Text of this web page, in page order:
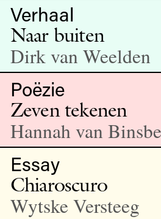
Verhaal
Naar buiten
Dirk van Weelden
Poëzie
Zeven tekenen
Hannah van
Essay
Chiaroscuro
Wytske Versteeg